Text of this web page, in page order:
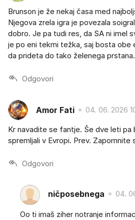
Brunson je že nekaj časa med
Njegova zrela igra je povezala
dobro. Je pa tudi res, da SA ni imel
je po eni tekmi težka, saj bosta obe
da prideta do tako želenega prstana.
Odgovori
Amor Fati 04. 06. 2026
Kr navadite se fantje. Še dve leti
spremljali v Evropi. Prev. Zapomnite
Odgovori
ničposebnega 04.
Oo ti imaš ziher notranje